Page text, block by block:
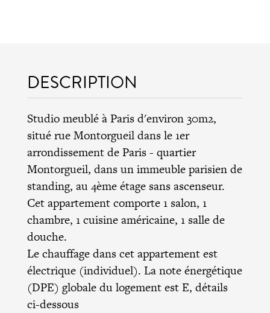
DESCRIPTION
Studio meublé à Paris d'environ 30m2,
situé rue Montorgueil dans le 1er
arrondissement de Paris- quartier
Montorgueil, dans un immeuble parisien de
standing, au 4ème étage sans ascenseur.
Cet appartement comporte 1 salon, 1
chambre, 1 cuisine américaine, 1 salle de
douche.
Le chauffage dans cet appartement est
électrique (individuel). La note énergétique
(DPE) globale du logement est E, détails
ci-dessous